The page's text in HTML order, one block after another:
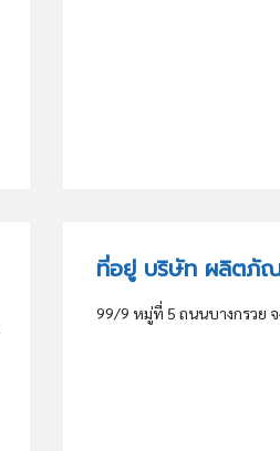
ที่อยู่ บริษัท ผลิตภัณ
99/9 หมู่ที่ 5 ถนนบางกรวย